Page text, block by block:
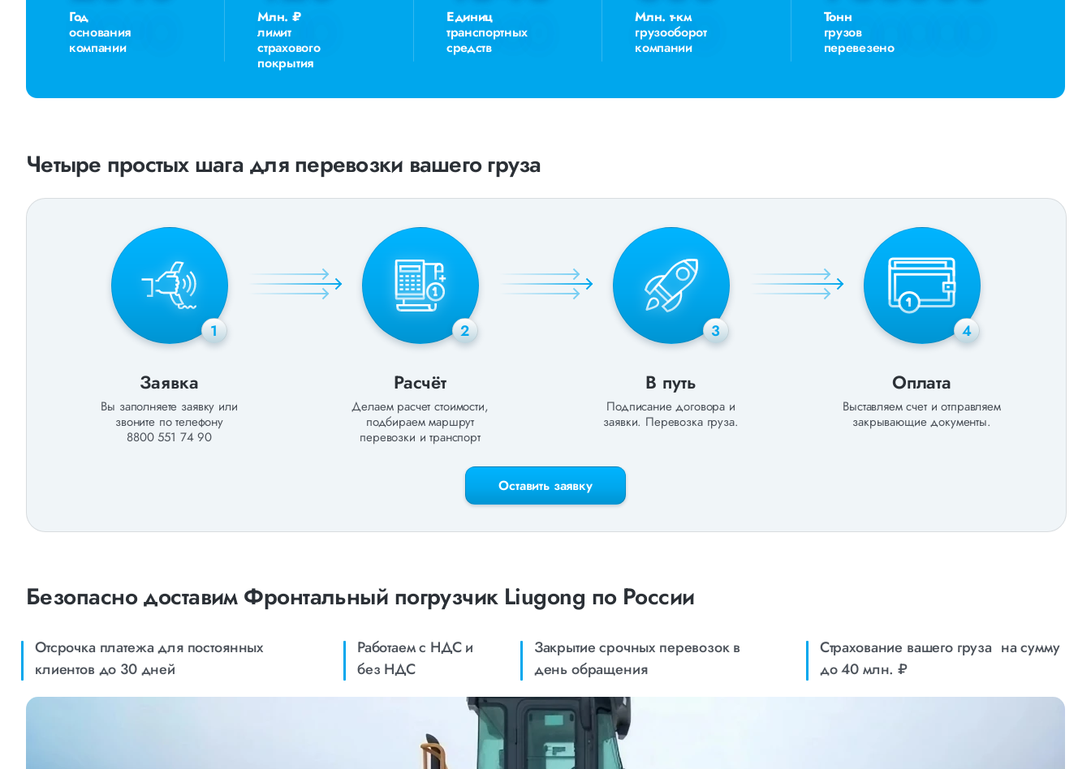
Год
основания
компании
Млн. ₽
лимит
страхового
покрытия
Единиц
транспортных
средств
Млн. т-км
грузооборот
компании
Тонн
грузов
перевезено
Четыре простых шага для перевозки вашего груза
1
Заявка
Вы заполняете заявку или
звоните по телефону
8800 551 74 90
2
Расчёт
Делаем расчет стоимости,
подбираем маршрут
перевозки и транспорт
3
В путь
Подписание договора и
заявки. Перевозка груза.
4
Оплата
Выставляем счет и отправляем
закрывающие документы.
Оставить заявку
Безопасно доставим Фронтальный погрузчик Liugong по России
Отсрочка платежа для постоянных
клиентов до 30 дней
Работаем с НДС и
без НДС
Закрытие срочных перевозок в
день обращения
Страхование вашего груза на сумму
до 40 млн. ₽